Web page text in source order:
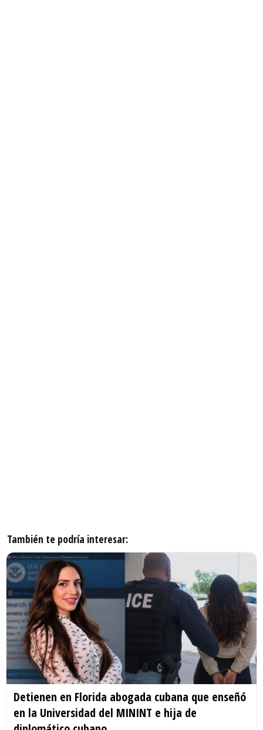
También te podría interesar:
Detienen en Florida abogada cubana que enseñó
en la Universidad del MININT e hija de